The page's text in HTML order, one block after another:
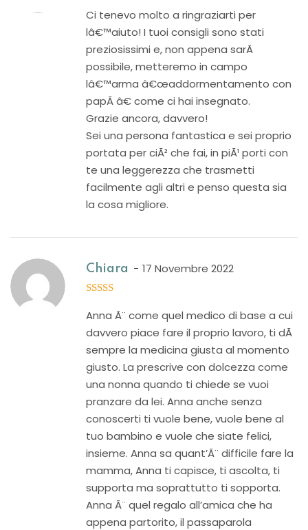
Ci tenevo molto a ringraziarti per
lâ€™aiuto! I tuoi consigli sono stati
preziosissimi e, non appena sarÃ
possibile, metteremo in campo
lâ€™arma â€œaddormentamento con
papÃ â€ come ci hai insegnato.
Grazie ancora, davvero!
Sei una persona fantastica e sei proprio
portata per ciÃ² che fai, in piÃ¹ porti con
te una leggerezza che trasmetti
facilmente agli altri e penso questa sia
la cosa migliore.
Chiara 17 Novembre 2022
Anna Ã¨ come quel medico di base a cui
davvero piace fare il proprio lavoro, ti dÃ
sempre la medicina giusta al momento
giusto. La prescrive con dolcezza come
una nonna quando ti chiede se vuoi
pranzare da lei. Anna anche senza
conoscerti ti vuole bene, vuole bene al
tuo bambino e vuole che siate felici,
insieme. Anna sa quant’Ã¨ difficile fare la
mamma, Anna ti capisce, ti ascolta, ti
supporta ma soprattutto ti sopporta.
Anna Ã¨ quel regalo all’amica che ha
appena partorito, il passaparola